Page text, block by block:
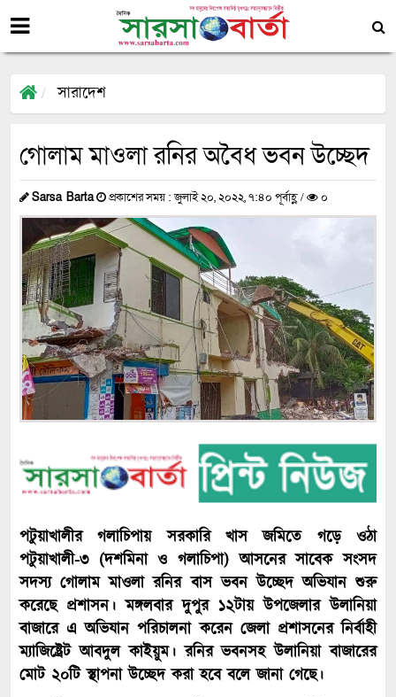
সারাদেশ
গোলাম মাওলা রনির অবৈধ ভবন উচ্ছেদ
Sarsa Barta প্রকাশের সময় : জুলাই ২০, ২০২২, ৭:৪০ পূর্বাহ্ণ / ০
পটুয়াখালীর গলাচিপায় সরকারি খাস জমিতে গড়ে ওঠা
পটুয়াখালী-৩ (দশমিনা ও গলাচিপা) আসনের সাবেক সংসদ
সদস্য গোলাম মাওলা রনির বাস ভবন উচ্ছেদ অভিযান শুরু
করেছে প্রশাসন। মঙ্গলবার দুপুর ১২টায় উপজেলার উলানিয়া
বাজারে এ অভিযান পরিচালনা করেন জেলা প্রশাসনের নির্বাহী
ম্যাজিষ্ট্রেট আবদুল কাইয়ুম। রনির ভবনসহ উলানিয়া বাজারের
মোট ২০টি স্থাপনা উচ্ছেদ করা হবে বলে জানা গেছে।